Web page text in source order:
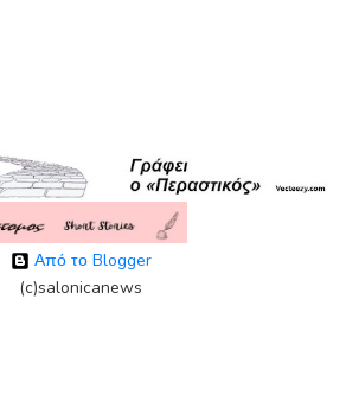
Από το Blogger
(c)salonicanews